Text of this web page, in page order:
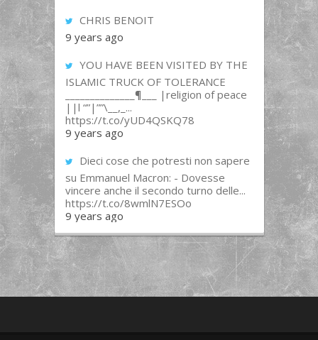
CHRIS BENOIT
9 years ago
YOU HAVE BEEN VISITED BY THE
ISLAMIC TRUCK OF TOLERANCE
______________¶___ |religion of peace
||l “”|””\__,_...
https://t.co/yUD4QSKQ78
9 years ago
Dieci cose che potresti non sapere
su Emmanuel Macron: - Dovesse
vincere anche il secondo turno delle...
https://t.co/8wmlN7ESOo
9 years ago